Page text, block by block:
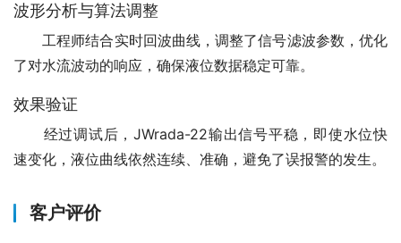
波形分析与算法调整
工程师结合实时回波曲线，调整了信号滤波参数，优化
了对水流波动的响应，确保液位数据稳定可靠。
效果验证
经过调试后，JWrada-22输出信号平稳，即使水位快
速变化，液位曲线依然连续、准确，避免了误报警的发生。
客户评价